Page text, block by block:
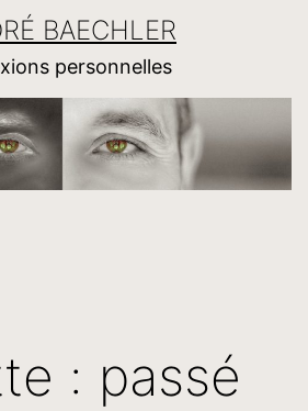
BAECHLER
personnelles
: passé